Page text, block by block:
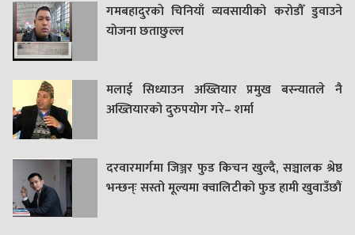
गमबहादुरकाे चिनियाँ व्यवसायीको करोडौँ डुवाउने
याेजना छताछुल्ल
मलाई सिध्याउन अख्तियार प्रमुख बस्न्यातले नै
अख्तियारको दुरुपयोग गरे– शर्मा
दरवारमार्गमा जिञ्जर फुड किचन खुल्दै, सञ्चालक श्रेष्ठ
भन्छन्ः सस्तो मूल्यमा क्वालिटीको फुड हामी खुवाउँछौं